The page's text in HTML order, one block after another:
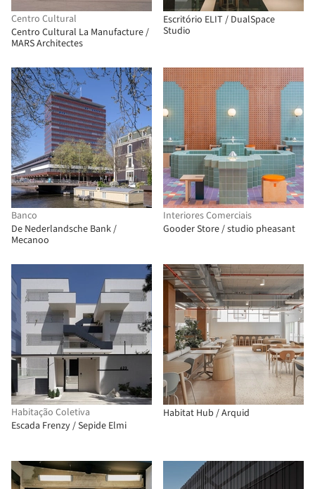
Centro Cultural
Centro Cultural La Manufacture /
MARS Architectes
Escritório ELIT / DualSpace
Studio
Banco
De Nederlandsche Bank /
Mecanoo
Interiores Comerciais
Gooder Store / studio pheasant
Habitação Coletiva
Escada Frenzy / Sepide Elmi
Habitat Hub / Arquid